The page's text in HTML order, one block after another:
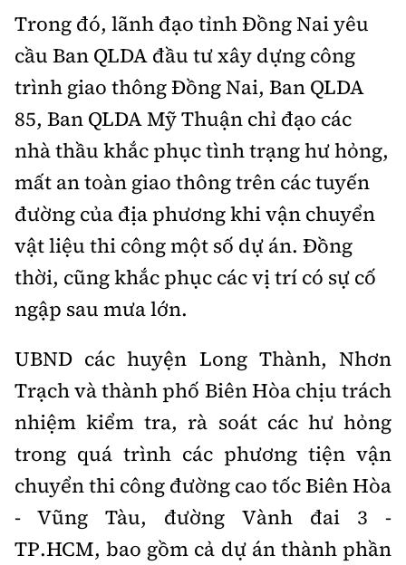
Phó Tổng biên tập:
Nguyễn Sơn Tùng,
Nguyễn Đức Thắng, La Đức Hùng
0901 514 799
Quảng cáo và Phát hành:
0915 057 282
Email:bandoc@baoxaydung.vn
Cấm sao chép dưới mọi hình thức nếu không có sự
chấp thuận bằng văn bản.
Trong đó, lãnh đạo tỉnh Đồng Nai yêu
cầu Ban QLDA đầu tư xây dựng công
trình giao thông Đồng Nai, Ban QLDA
85, Ban QLDA Mỹ Thuận chỉ đạo các
nhà thầu khắc phục tình trạng hư hỏng,
mất an toàn giao thông trên các tuyến
đường của địa phương khi vận chuyển
vật liệu thi công một số dự án. Đồng
thời, cũng khắc phục các vị trí có sự cố
ngập sau mưa lớn.
UBND các huyện Long Thành, Nhơn
Trạch và thành phố Biên Hòa chịu trách
nhiệm kiểm tra, rà soát các hư hỏng
trong quá trình các phương tiện vận
chuyển thi công đường cao tốc Biên Hòa
- Vũng Tàu, đường Vành đai 3 -
TP.HCM, bao gồm cả dự án thành phần